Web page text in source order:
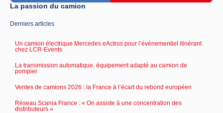
La passion du camion
Derniers articles
Un camion électrique Mercedes eActros pour l’événementiel itinérant
chez LCR-Events
La transmission automatique, équipement adapté au camion de
pompier
Ventes de camions 2026 : la France à l’écart du rebond européen
Réseau Scania France : « On assiste à une concentration des
distributeurs »